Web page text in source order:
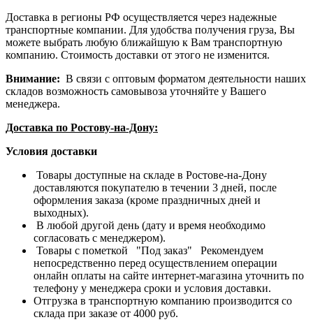
Доставка в регионы РФ осуществляется через надежные
транспортные компании. Для удобства получения груза, Вы
можете выбрать любую ближайшую к Вам транспортную
компанию. Стоимость доставки от этого не изменится.
Внимание: В связи с оптовым форматом деятельности наших
складов возможность самовывоза уточняйте у Вашего
менеджера.
Доставка по Ростову-на-Дону:
Условия доставки
Товары доступные на складе в Ростове-на-Дону
доставляются покупателю в течении 3 дней, после
оформления заказа (кроме праздничных дней и
выходных).
В любой другой день (дату и время необходимо
согласовать с менеджером).
Товары с пометкой "Под заказ" Рекомендуем
непосредственно перед осуществлением операции
онлайн оплаты на сайте интернет-магазина уточнить по
телефону у менеджера сроки и условия доставки.
Отгрузка в транспортную компанию производится со
склада при заказе от 4000 руб.